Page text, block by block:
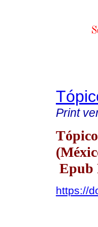
Print
Epub
https://